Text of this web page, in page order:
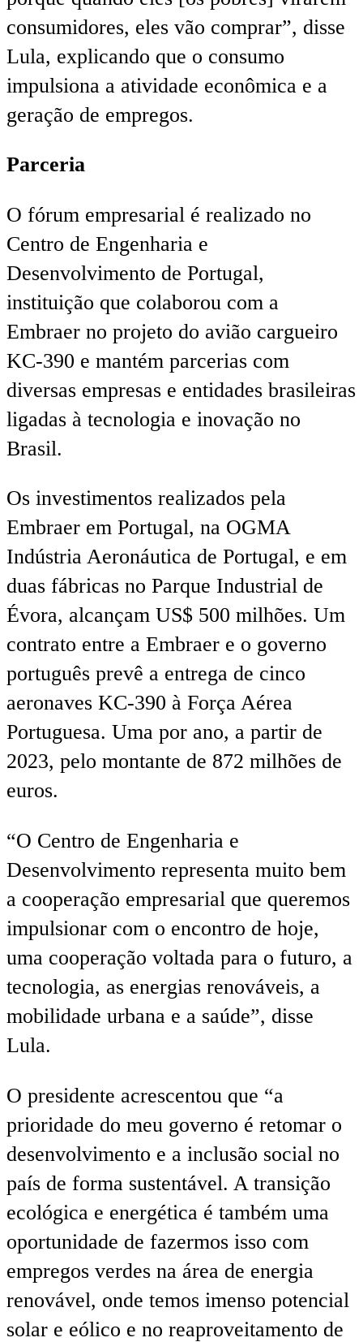
consumidores, eles vão comprar”, disse
Lula, explicando que o consumo
impulsiona a atividade econômica e a
geração de empregos.
Parceria
O fórum empresarial é realizado no
Centro de Engenharia e
Desenvolvimento de Portugal,
instituição que colaborou com a
Embraer no projeto do avião cargueiro
KC-390 e mantém parcerias com
diversas empresas e entidades brasileiras
ligadas à tecnologia e inovação no
Brasil.
Os investimentos realizados pela
Embraer em Portugal, na OGMA
Indústria Aeronáutica de Portugal, e em
duas fábricas no Parque Industrial de
Évora, alcançam US$ 500 milhões. Um
contrato entre a Embraer e o governo
português prevê a entrega de cinco
aeronaves KC-390 à Força Aérea
Portuguesa. Uma por ano, a partir de
2023, pelo montante de 872 milhões de
euros.
“O Centro de Engenharia e
Desenvolvimento representa muito bem
a cooperação empresarial que queremos
impulsionar com o encontro de hoje,
uma cooperação voltada para o futuro, a
tecnologia, as energias renováveis, a
mobilidade urbana e a saúde”, disse
Lula.
O presidente acrescentou que “a
prioridade do meu governo é retomar o
desenvolvimento e a inclusão social no
país de forma sustentável. A transição
ecológica e energética é também uma
oportunidade de fazermos isso com
empregos verdes na área de energia
renovável, onde temos imenso potencial
solar e eólico e no reaproveitamento de